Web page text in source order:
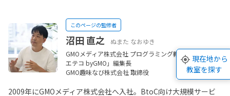
このページの監修者
沼田 直之
ぬまた なおゆき
GMOメディア株式会社 プログラミング教育メディア「コ
エテコ byGMO」編集長
GMO趣味なび株式会社 取締役
2009年にGMOメディア株式会社へ入社。BtoC向け大規模サービ
現在地から
教室を探す